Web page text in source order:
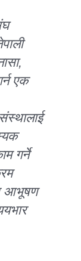
एक
गर्ने
आभूषण